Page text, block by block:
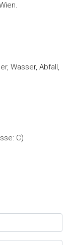
Wasser, Abfall,
C)